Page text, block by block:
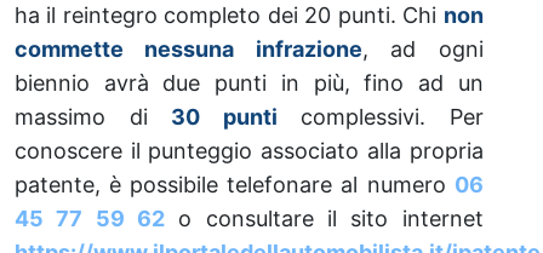
ha il reintegro completo dei 20 punti. Chi non
commette nessuna infrazione, ad ogni
biennio avrà due punti in più, fino ad un
massimo di 30 punti complessivi. Per
conoscere il punteggio associato alla propria
patente, è possibile telefonare al numero 06
45 77 59 62 o consultare il sito internet